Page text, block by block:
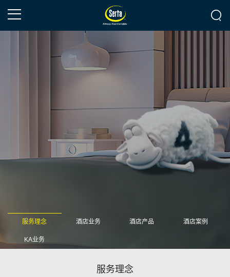
服务理念 酒店业务 酒店产品 酒店案例
KA业务
服务理念